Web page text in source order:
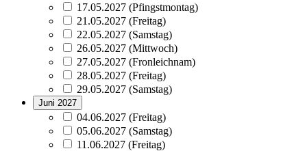
17.05.2027 (Pfingstmontag)
21.05.2027 (Freitag)
22.05.2027 (Samstag)
26.05.2027 (Mittwoch)
27.05.2027 (Fronleichnam)
28.05.2027 (Freitag)
29.05.2027 (Samstag)
Juni 2027
04.06.2027 (Freitag)
05.06.2027 (Samstag)
11.06.2027 (Freitag)